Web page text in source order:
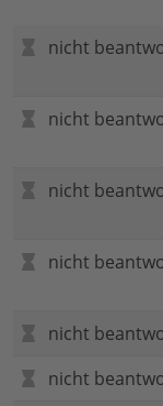
nicht
nicht
nicht
nicht
nicht
nicht